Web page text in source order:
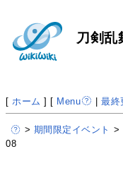
刀剣
[ ホーム ] [ Menu |最終
> 期間限定イベント >
08